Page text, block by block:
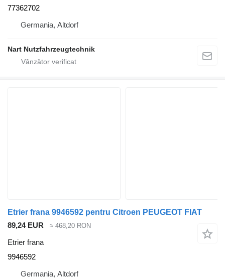
77362702
Germania, Altdorf
Nart Nutzfahrzeugtechnik
Etrier frana 9946592 pentru Citroen PEUGEOT FIAT
89,24 EUR
≈ 468,20 RON
Etrier frana
9946592
Germania, Altdorf